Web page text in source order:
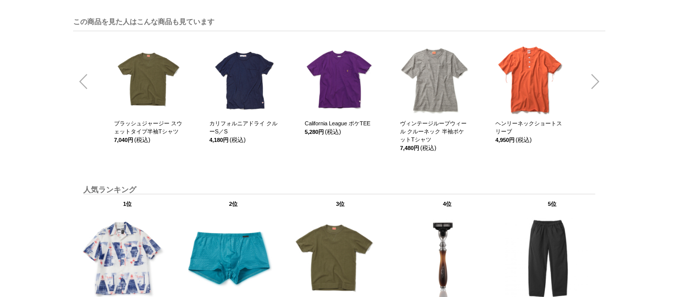
この商品を見た人はこんな商品も見ています
ブラッシュジャージー スウ
ェットタイプ半袖Tシャツ
7,040円 (税込)
カリフォルニアドライ クル
ーS／S
4,180円 (税込)
California League ポケTEE
5,280円 (税込)
ヴィンテージループウィー
ル クルーネック 半袖ポケ
ットTシャツ
7,480円 (税込)
ヘンリーネックショートス
リーブ
4,950円 (税込)
人気ランキング
1位 2位 3位 4位 5位